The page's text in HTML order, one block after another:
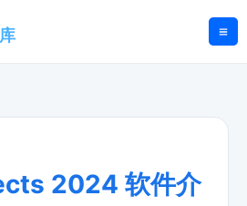
2024 软件介